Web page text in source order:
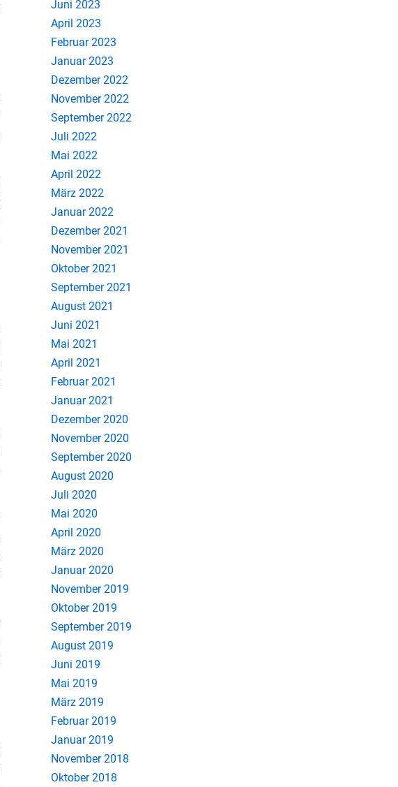
Juni 2023
April 2023
Februar 2023
Januar 2023
Dezember 2022
November 2022
September 2022
Juli 2022
Mai 2022
April 2022
März 2022
Januar 2022
Dezember 2021
November 2021
Oktober 2021
September 2021
August 2021
Juni 2021
Mai 2021
April 2021
Februar 2021
Januar 2021
Dezember 2020
November 2020
September 2020
August 2020
Juli 2020
Mai 2020
April 2020
März 2020
Januar 2020
November 2019
Oktober 2019
September 2019
August 2019
Juni 2019
Mai 2019
März 2019
Februar 2019
Januar 2019
November 2018
Oktober 2018